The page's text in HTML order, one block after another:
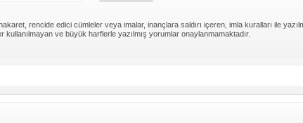
rencide edici cümleler veya imalar, inançlara saldırı içeren, imla kuralları ile
kullanılmayan ve büyük harflerle yazılmış yorumlar onaylanmamaktadır.